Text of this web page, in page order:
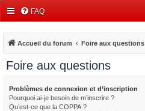
FAQ
Accueil du forum Foire aux questions
Foire aux questions
Problèmes de connexion et d’inscription
Pourquoi ai-je besoin de m’inscrire ?
Qu’est-ce que la COPPA ?